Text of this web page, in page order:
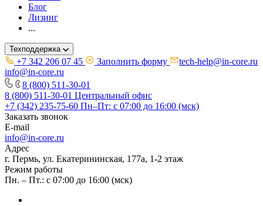
Блог
Лизинг
...
Техподдержка
+7 342 206 07 45 Заполнить форму
tech-help@in-core.ru
info@in-core.ru
8 (800) 511-30-01
8 (800) 511-30-01 Центральный офис
+7 (342) 235-75-60 Пн–Пт: с 07:00 до 16:00 (мск)
Заказать звонок
E-mail
info@in-core.ru
Адрес
г. Пермь, ул. ​Екатерининская, 177а, ​1-2 этаж
Режим работы
Пн. – Пт.: с 07:00 до 16:00 (мск)